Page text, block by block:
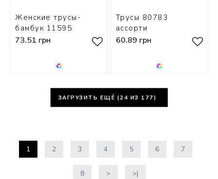
Женские трусы-
бамбук 11595
73.51 грн
Трусы 80783
ассорти
60.89 грн
ЗАГРУЗИТЬ ЕЩЁ ( 24 ИЗ 177)
1 2 3 4 5 6 7
8 > >|